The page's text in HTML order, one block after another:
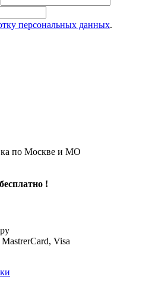
персональных данных.
по Москве и МО
!
Visa